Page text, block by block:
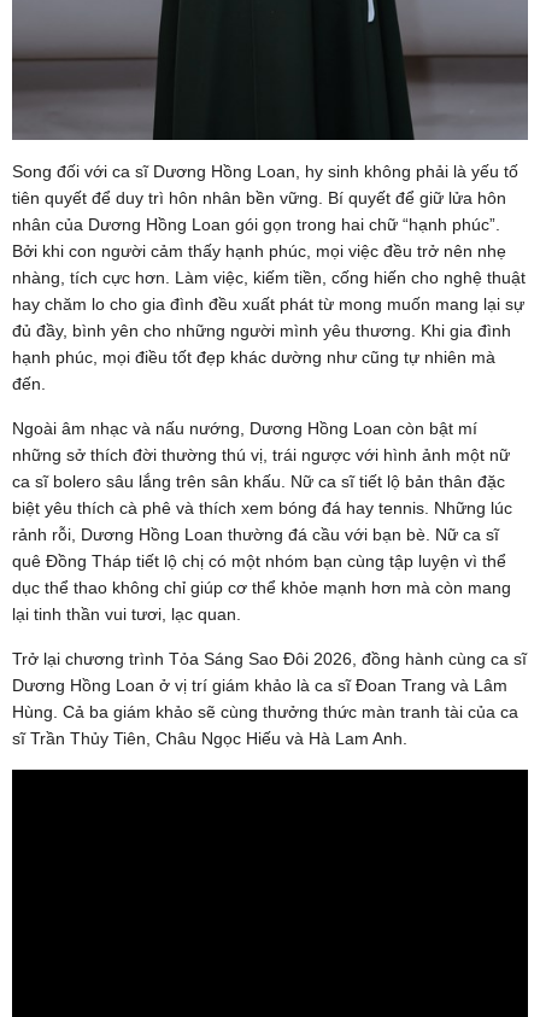
Song đối với ca sĩ Dương Hồng Loan, hy sinh không phải là yếu tố
tiên quyết để duy trì hôn nhân bền vững. Bí quyết để giữ lửa hôn
nhân của Dương Hồng Loan gói gọn trong hai chữ “hạnh phúc”.
Bởi khi con người cảm thấy hạnh phúc, mọi việc đều trở nên nhẹ
nhàng, tích cực hơn. Làm việc, kiếm tiền, cống hiến cho nghệ thuật
hay chăm lo cho gia đình đều xuất phát từ mong muốn mang lại sự
đủ đầy, bình yên cho những người mình yêu thương. Khi gia đình
hạnh phúc, mọi điều tốt đẹp khác dường như cũng tự nhiên mà
đến.
Ngoài âm nhạc và nấu nướng, Dương Hồng Loan còn bật mí
những sở thích đời thường thú vị, trái ngược với hình ảnh một nữ
ca sĩ bolero sâu lắng trên sân khấu. Nữ ca sĩ tiết lộ bản thân đặc
biệt yêu thích cà phê và thích xem bóng đá hay tennis. Những lúc
rảnh rỗi, Dương Hồng Loan thường đá cầu với bạn bè. Nữ ca sĩ
quê Đồng Tháp tiết lộ chị có một nhóm bạn cùng tập luyện vì thể
dục thể thao không chỉ giúp cơ thể khỏe mạnh hơn mà còn mang
lại tinh thần vui tươi, lạc quan.
Trở lại chương trình Tỏa Sáng Sao Đôi 2026, đồng hành cùng ca sĩ
Dương Hồng Loan ở vị trí giám khảo là ca sĩ Đoan Trang và Lâm
Hùng. Cả ba giám khảo sẽ cùng thưởng thức màn tranh tài của ca
sĩ Trần Thủy Tiên, Châu Ngọc Hiếu và Hà Lam Anh.